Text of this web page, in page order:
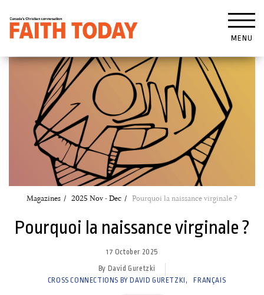
MENU
Magazines 2025 Nov - Dec Pourquoi la naissance virginale ?
Pourquoi la naissance virginale ?
17 October 2025
By David Guretzki
CROSS CONNECTIONS BY DAVID GURETZKI
FRANÇAIS